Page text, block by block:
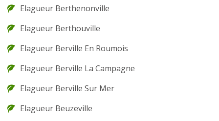
Elagueur Berthenonville
Elagueur Berthouville
Elagueur Berville En Roumois
Elagueur Berville La Campagne
Elagueur Berville Sur Mer
Elagueur Beuzeville